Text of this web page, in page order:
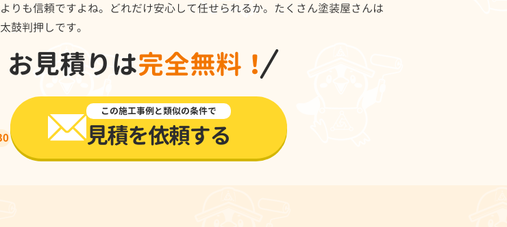
りも信頼ですよね。どれだけ安心して任せられるか。たくさん塗装屋さんは
鼓判押しです。
見積りは完全無料！
この施工事例と類似の条件で
見積を依頼する